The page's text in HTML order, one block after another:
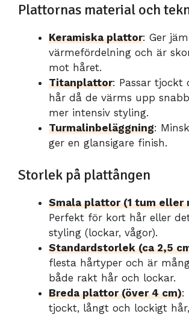
Plattornas material och
Keramiska plattor: Ger
värmefördelning och är
mot håret.
Titanplattor: Passar tjockt
hår då de värms upp
mer intensiv styling.
Turmalinbeläggning:
ger en glansigare finish.
Storlek på plattången
Smala plattor (1 tum eller
Perfekt för kort hår eller
styling (lockar, vågor).
Standardstorlek (ca 2,5
flesta hårtyper och är
både rakt hår och lockar.
Breda plattor (över 4 cm):
tjockt, långt och lockigt